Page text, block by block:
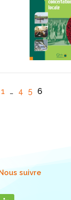
1 … 4 5 6
Nous suivre